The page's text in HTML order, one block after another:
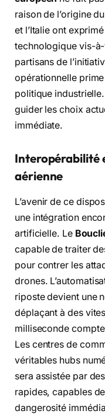
raison de l’origine
et l’Italie ont
technologique vis-à-
partisans de
opérationnelle
politique
guider les choix
immédiate.
Interopérabilité
aérienne
L’avenir de ce
une intégration
artificielle. Le
capable de traiter
pour contrer les
drones.
riposte devient une
déplaçant à des
milliseconde
Les centres de
véritables hubs
sera assistée par
rapides, capables
dangerosité